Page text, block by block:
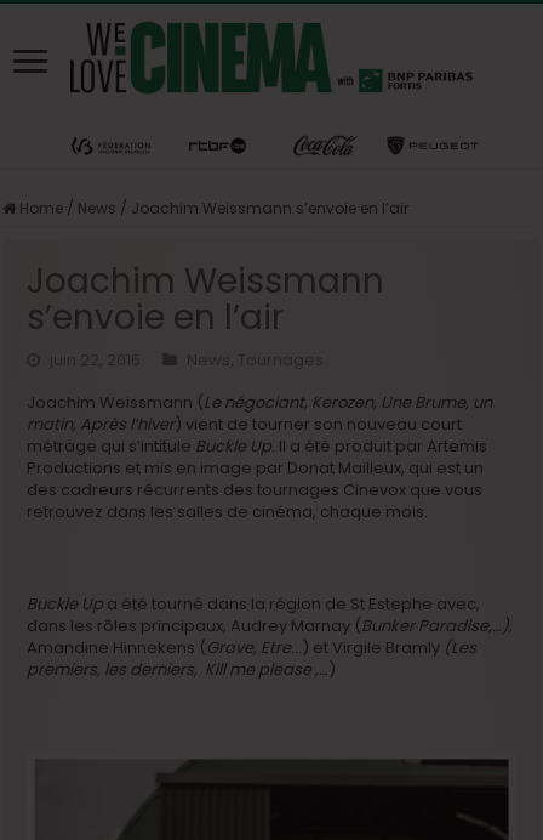
Home / News / Joachim Weissmann s’envoie en l’air
Joachim Weissmann
s’envoie en l’air
Tournages
Joachim Weissmann (Le négociant, Kerozen, Une Brume, un
matin, Après l’hiver) vient de tourner son nouveau court
métrage qui s’intitule Buckle Up. Il a été produit par Artemis
Productions et mis en image par Donat Mailleux, qui est un
des cadreurs récurrents des tournages Cinevox que vous
retrouvez dans les salles de cinéma, chaque mois.
Buckle Up a été tourné dans la région de St Estephe avec,
dans les rôles principaux, Audrey Marnay (Bunker Paradise,…),
Amandine Hinnekens (Grave, Etre…) et Virgile Bramly (Les
premiers, les derniers, Kill me please ,…)